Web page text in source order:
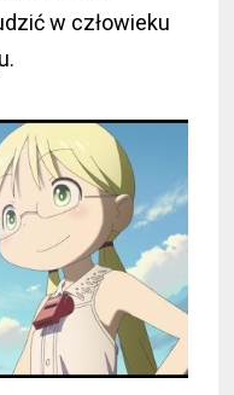
w człowieku